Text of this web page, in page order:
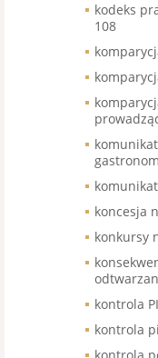
kodeks
108
koncesja
konkursy
kontrola
kontrola